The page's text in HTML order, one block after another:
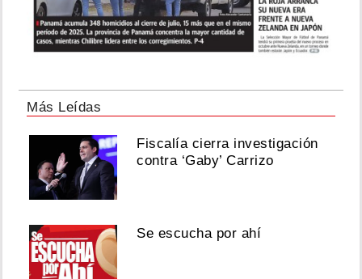
Más Leídas
Fiscalía cierra investigación
contra ‘Gaby’ Carrizo
Se escucha por ahí